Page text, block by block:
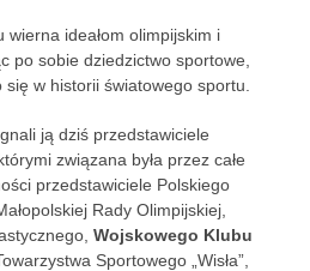
wierna ideałom olimpijskim i
po sobie dziedzictwo sportowe,
się w historii światowego sportu.
ją dziś przedstawiciele
związana była przez całe
przedstawiciele Polskiego
Rady Olimpijskiej,
Wojskowego Klubu
Sportowego „Wisła”,